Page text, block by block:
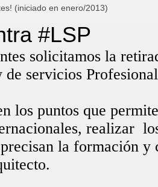
(iniciado en enero/2013)